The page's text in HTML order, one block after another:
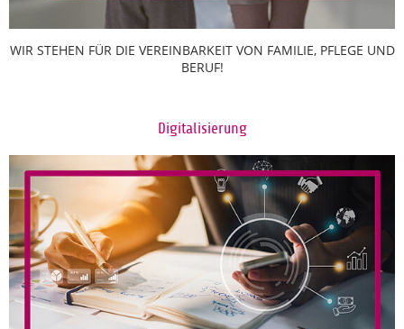
WIR STEHEN FÜR DIE VEREINBARKEIT VON FAMILIE, PFLEGE UND
BERUF!
Digitalisierung